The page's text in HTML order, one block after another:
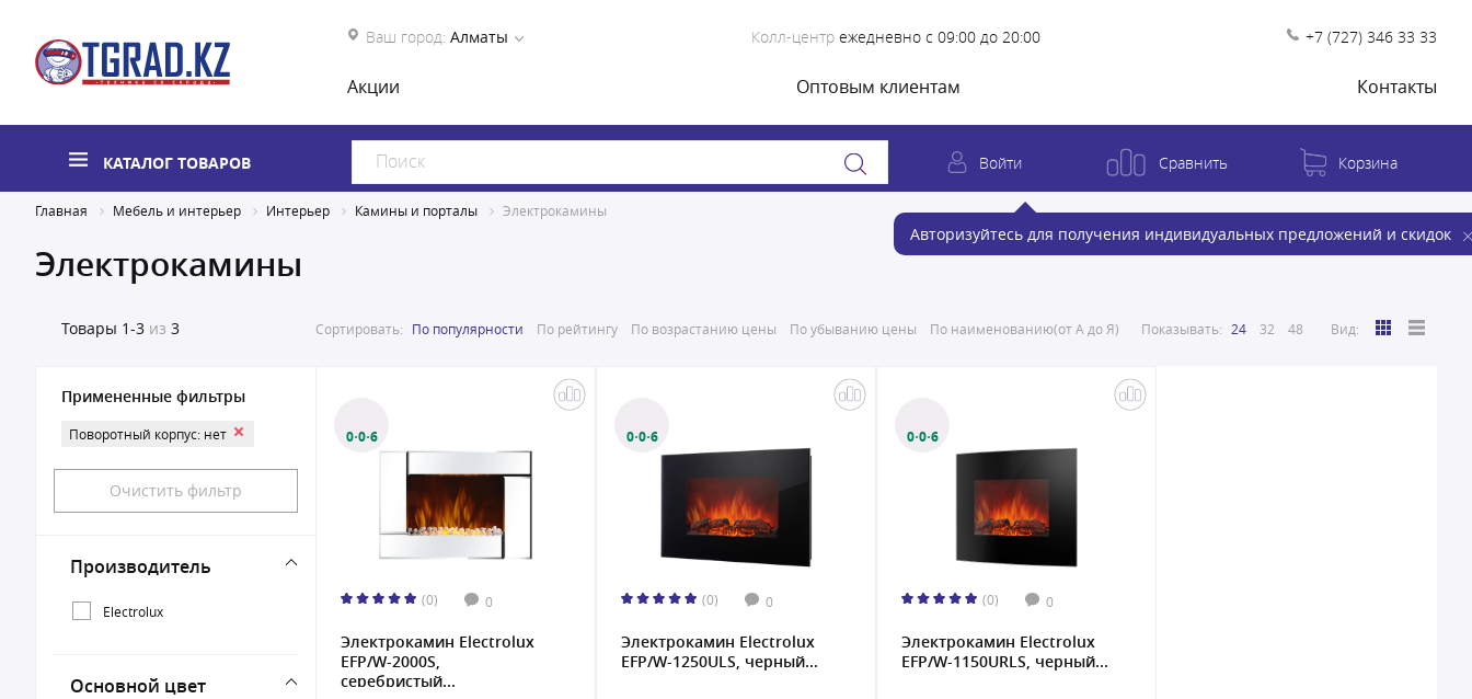
Ваш город: Алматы Колл-центр ежедневно с 09:00 до 20:00 +7 (727) 346 33 33
Акции Оптовым клиентам Контакты
КАТАЛОГ ТОВАРОВ Войти
Авторизуйтесь для получения индивидуальных предложений и скидок
Сравнить Корзина
Главная Мебель и интерьер Интерьер Камины и порталы Электрокамины
Электрокамины
Товары 1-3 из 3 Сортировать: По популярности По рейтингу По возрастанию цены По убыванию цены По наименованию(от А до Я) Показывать: 24 32 48 Вид:
Примененные фильтры
Поворотный корпус: нет
Очистить фильтр
Производитель
Electrolux
Основной цвет
0·0·6
(0) 0
Электрокамин Electrolux
EFP/W-2000S,
серебристый...
0·0·6
(0) 0
Электрокамин Electrolux
EFP/W-1250ULS, черный...
0·0·6
(0) 0
Электрокамин Electrolux
EFP/W-1150URLS, черный...